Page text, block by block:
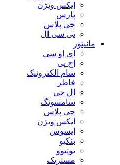
ایکس ویژن
پارس
جی پلاس
تی سی ال
مانیتور
ای او سی
اچ پی
سام الکترونیک
فاطر
ال جی
سامسونگ
جی پلاس
ایکس ویژن
ایسوس
بنکیو
یونیوو
مسترتک